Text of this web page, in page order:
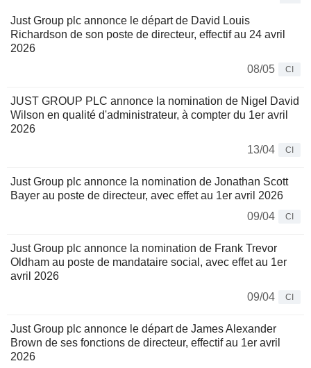
Just Group plc annonce le départ de David Louis
Richardson de son poste de directeur, effectif au 24 avril
2026
08/05
CI
JUST GROUP PLC annonce la nomination de Nigel David
Wilson en qualité d'administrateur, à compter du 1er avril
2026
13/04
CI
Just Group plc annonce la nomination de Jonathan Scott
Bayer au poste de directeur, avec effet au 1er avril 2026
09/04
CI
Just Group plc annonce la nomination de Frank Trevor
Oldham au poste de mandataire social, avec effet au 1er
avril 2026
09/04
CI
Just Group plc annonce le départ de James Alexander
Brown de ses fonctions de directeur, effectif au 1er avril
2026